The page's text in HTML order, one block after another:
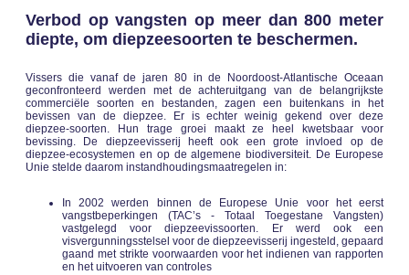
Verbod op vangsten op meer dan 800 meter
diepte, om diepzeesoorten te beschermen.
Vissers die vanaf de jaren 80 in de Noordoost-Atlantische Oceaan
geconfronteerd werden met de achteruitgang van de belangrijkste
commerciële soorten en bestanden, zagen een buitenkans in het
bevissen van de diepzee. Er is echter weinig gekend over deze
diepzee-soorten. Hun trage groei maakt ze heel kwetsbaar voor
bevissing. De diepzeevisserij heeft ook een grote invloed op de
diepzee-ecosystemen en op de algemene biodiversiteit. De Europese
Unie stelde daarom instandhoudingsmaatregelen in:
In 2002 werden binnen de Europese Unie voor het eerst
vangstbeperkingen (TAC’s - Totaal Toegestane Vangsten)
vastgelegd voor diepzeevissoorten. Er werd ook een
visvergunningsstelsel voor de diepzeevisserij ingesteld, gepaard
gaand met strikte voorwaarden voor het indienen van rapporten
en het uitvoeren van controles